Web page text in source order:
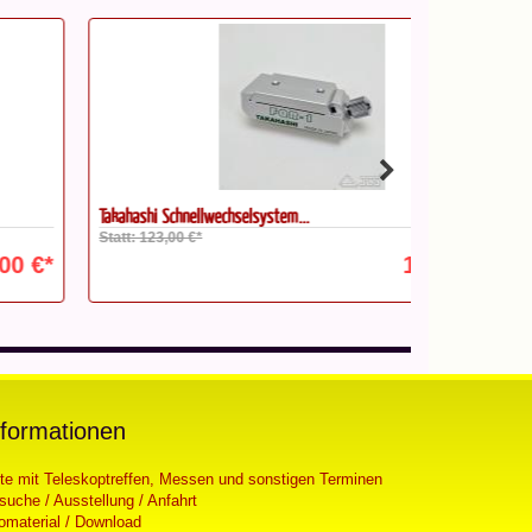
Schnellwechselsystem...
mit Teleskoptreffen, Messen und sonstigen Terminen
/ Ausstellung / Anfahrt
/ Download